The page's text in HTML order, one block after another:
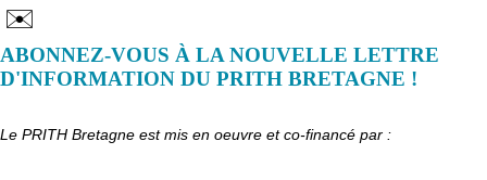
✉️
ABONNEZ-VOUS À LA NOUVELLE LETTRE
D'INFORMATION DU PRITH BRETAGNE !
Le PRITH Bretagne est mis en oeuvre et co-financé par :